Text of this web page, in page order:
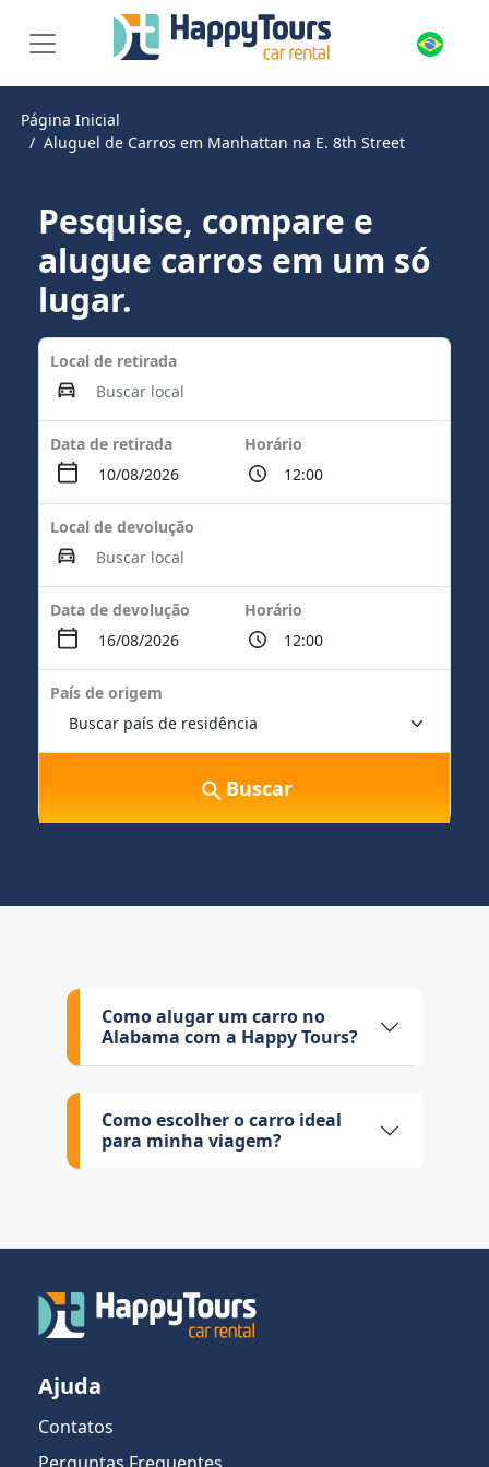
Página Inicial
Aluguel de Carros em Manhattan na E. 8th Street
Pesquise, compare e
alugue carros em um só
lugar.
Local de retirada
Data de retirada Horário
Local de devolução
Data de devolução Horário
País de origem
Buscar
Como alugar um carro no
Alabama com a Happy Tours?
Como escolher o carro ideal
para minha viagem?
Ajuda
Contatos